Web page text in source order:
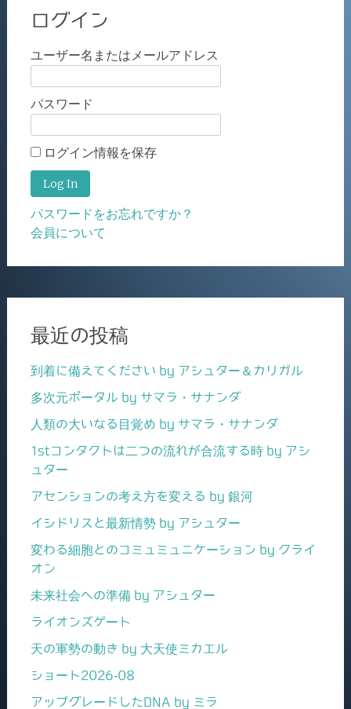
ログイン
ユーザー名またはメールアドレス
パスワード
ログイン情報を保存
パスワードをお忘れですか？
会員について
最近の投稿
到着に備えてください by アシュター＆カリガル
多次元ポータル by サマラ・サナンダ
人類の大いなる目覚め by サマラ・サナンダ
1stコンタクトは二つの流れが合流する時 by アシ
ュター
アセンションの考え方を変える by 銀河
イシドリスと最新情勢 by アシュター
変わる細胞とのコミュミュニケーション by クライ
オン
未来社会への準備 by アシュター
ライオンズゲート
天の軍勢の動き by 大天使ミカエル
ショート2026-08
アップグレードしたDNA by ミラ